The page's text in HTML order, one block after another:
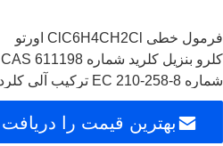
فرمول خطی ClC6H4CH2Cl اورتو
کلرو بنزیل کلرید شماره CAS 611198
شماره EC 210-258-8 ترکیب آلی کلردار
بهترین قیمت را دریافت